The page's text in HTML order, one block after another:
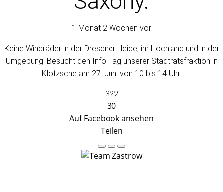
1 Monat 2 Wochen vor
Keine Windräder in der Dresdner Heide, im Hochland und in der
Umgebung! Besucht den Info-Tag unserer Stadtratsfraktion in
Klotzsche am 27. Juni von 10 bis 14 Uhr.
322
30
Auf Facebook ansehen
Teilen